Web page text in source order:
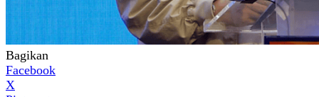
Bagikan
Facebook
X